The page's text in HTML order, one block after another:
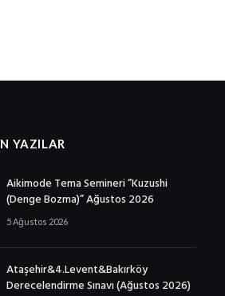
YAZILAR
Aikimode Tema Semineri ”Kuzushi
(Denge Bozma)” Ağustos 2026
5 Ağustos 2026
Ataşehir&4.Levent&Bakırköy
Derecelendirme Sınavı (Ağustos 2026)